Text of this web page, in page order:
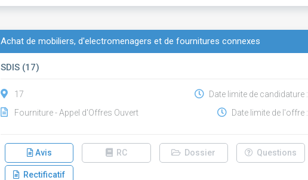
Achat de mobiliers, d'electromenagers et de fournitures connexes
SDIS (17)
17
Fourniture - Appel d'Offres Ouvert
Date limite de candidature :
Date limite de l'offre :
Avis RC Dossier Questions
Rectificatif